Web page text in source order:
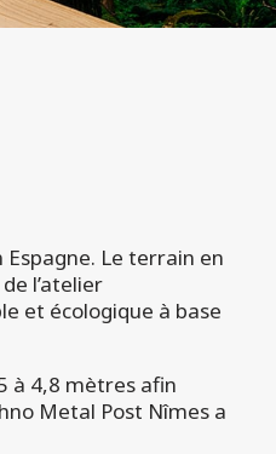
Le terrain en
de l’atelier
et écologique à base
à 4,8 mètres afin
Metal Post Nîmes a